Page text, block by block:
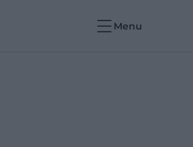
Menu